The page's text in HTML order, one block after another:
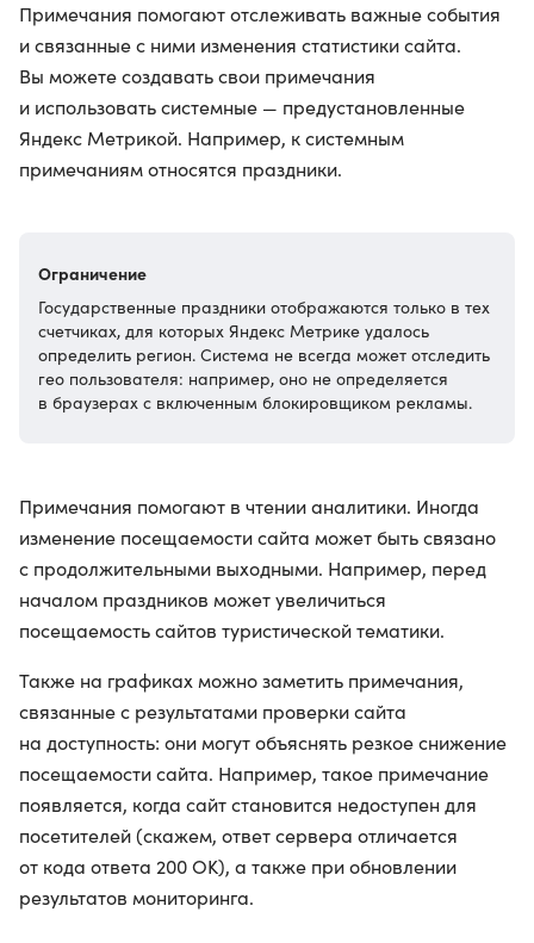
Примечания помогают отслеживать важные события
и связанные с ними изменения статистики сайта.
Вы можете создавать свои примечания
и использовать системные — предустановленные
Яндекс Метрикой. Например, к системным
примечаниям относятся праздники.
Ограничение
Государственные праздники отображаются только в тех
счетчиках, для которых Яндекс Метрике удалось
определить регион. Система не всегда может отследить
гео пользователя: например, оно не определяется
в браузерах с включенным блокировщиком рекламы.
Примечания помогают в чтении аналитики. Иногда
изменение посещаемости сайта может быть связано
с продолжительными выходными. Например, перед
началом праздников может увеличиться
посещаемость сайтов туристической тематики.
Также на графиках можно заметить примечания,
связанные с результатами проверки сайта
на доступность: они могут объяснять резкое снижение
посещаемости сайта. Например, такое примечание
появляется, когда сайт становится недоступен для
посетителей (скажем, ответ сервера отличается
от кода ответа 200 OK), а также при обновлении
результатов мониторинга.